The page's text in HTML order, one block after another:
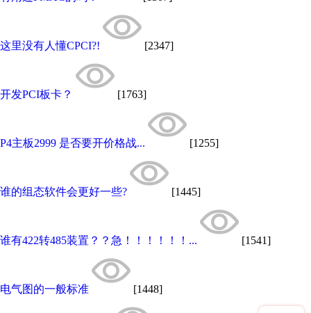
这里没有人懂CPCI?! [2347]
开发PCI板卡？ [1763]
P4主板2999 是否要开价格战... [1255]
谁的组态软件会更好一些? [1445]
谁有422转485装置？？急！！！！！！... [1541]
电气图的一般标准 [1448]